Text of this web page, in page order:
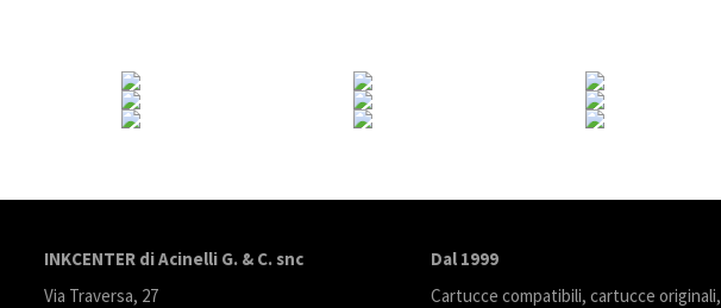
INKCENTER di Acinelli G. & C. snc
Via Traversa, 27
Dal 1999
Cartucce compatibili, cartucce originali,